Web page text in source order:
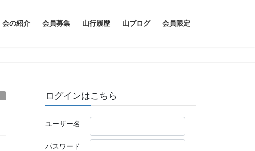
会の紹介 会員募集 山行履歴 山ブログ 会員限定
ログインはこちら
ユーザー名
パスワード